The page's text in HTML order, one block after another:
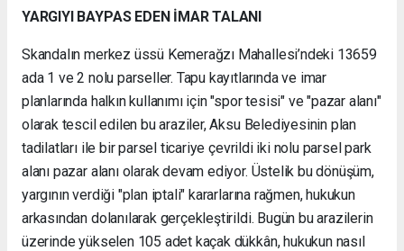
YARGIYI BAYPAS EDEN İMAR TALANI
Skandalın merkez üssü Kemerağzı Mahallesi’ndeki 13659
ada 1 ve 2 nolu parseller. Tapu kayıtlarında ve imar
planlarında halkın kullanımı için "spor tesisi" ve "pazar alanı"
olarak tescil edilen bu araziler, Aksu Belediyesinin plan
tadilatları ile bir parsel ticariye çevrildi iki nolu parsel park
alanı pazar alanı olarak devam ediyor. Üstelik bu dönüşüm,
yargının verdiği "plan iptali" kararlarına rağmen, hukukun
arkasından dolanılarak gerçekleştirildi. Bugün bu arazilerin
üzerinde yükselen 105 adet kaçak dükkân, hukukun nasıl